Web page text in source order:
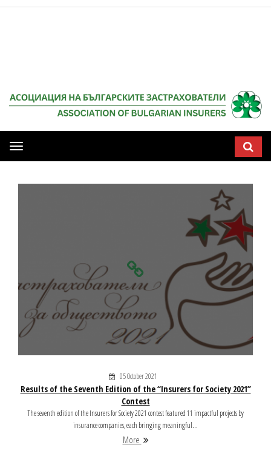
Мобилна
навигация
05 October 2021
Results of the Seventh Edition of the “Insurers for Society 2021”
Contest
The seventh edition of the Insurers for Society 2021 contest featured 11 impactful projects by
insurance companies, each bringing meaningful...
More